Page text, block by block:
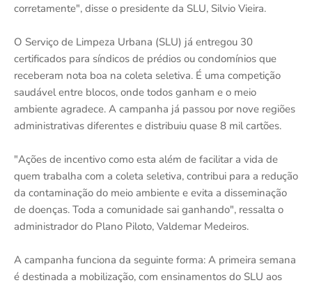
corretamente", disse o presidente da SLU, Silvio Vieira.
O Serviço de Limpeza Urbana (SLU) já entregou 30
certificados para síndicos de prédios ou condomínios que
receberam nota boa na coleta seletiva. É uma competição
saudável entre blocos, onde todos ganham e o meio
ambiente agradece. A campanha já passou por nove regiões
administrativas diferentes e distribuiu quase 8 mil cartões.
"Ações de incentivo como esta além de facilitar a vida de
quem trabalha com a coleta seletiva, contribui para a redução
da contaminação do meio ambiente e evita a disseminação
de doenças. Toda a comunidade sai ganhando", ressalta o
administrador do Plano Piloto, Valdemar Medeiros.
A campanha funciona da seguinte forma: A primeira semana
é destinada a mobilização, com ensinamentos do SLU aos